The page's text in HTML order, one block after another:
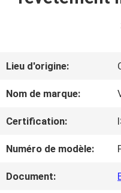
PROPOS
NOUS
Lieu d'origine:
Nom de marque:
Certification:
Numéro de modèle:
Document: